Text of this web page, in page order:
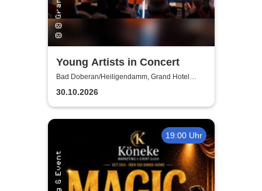
Young Artists in Concert
Bad Doberan/Heiligendamm, Grand Hotel
Heiligendamm
30.10.2026
19:00 Uhr